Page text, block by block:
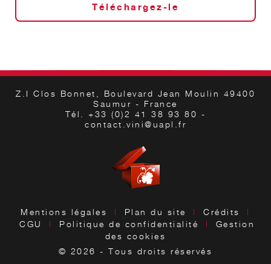
Téléchargez-le
Z.I Clos Bonnet, Boulevard Jean Moulin 49400
Saumur - France
Tél. +33 (0)2 41 38 93 80 -
contact.vini@uapl.fr
Mentions légales | Plan du site | Crédits
|
CGU
| Politique de confidentialité |
Gestion
des cookies
© 2026 - Tous droits réservés